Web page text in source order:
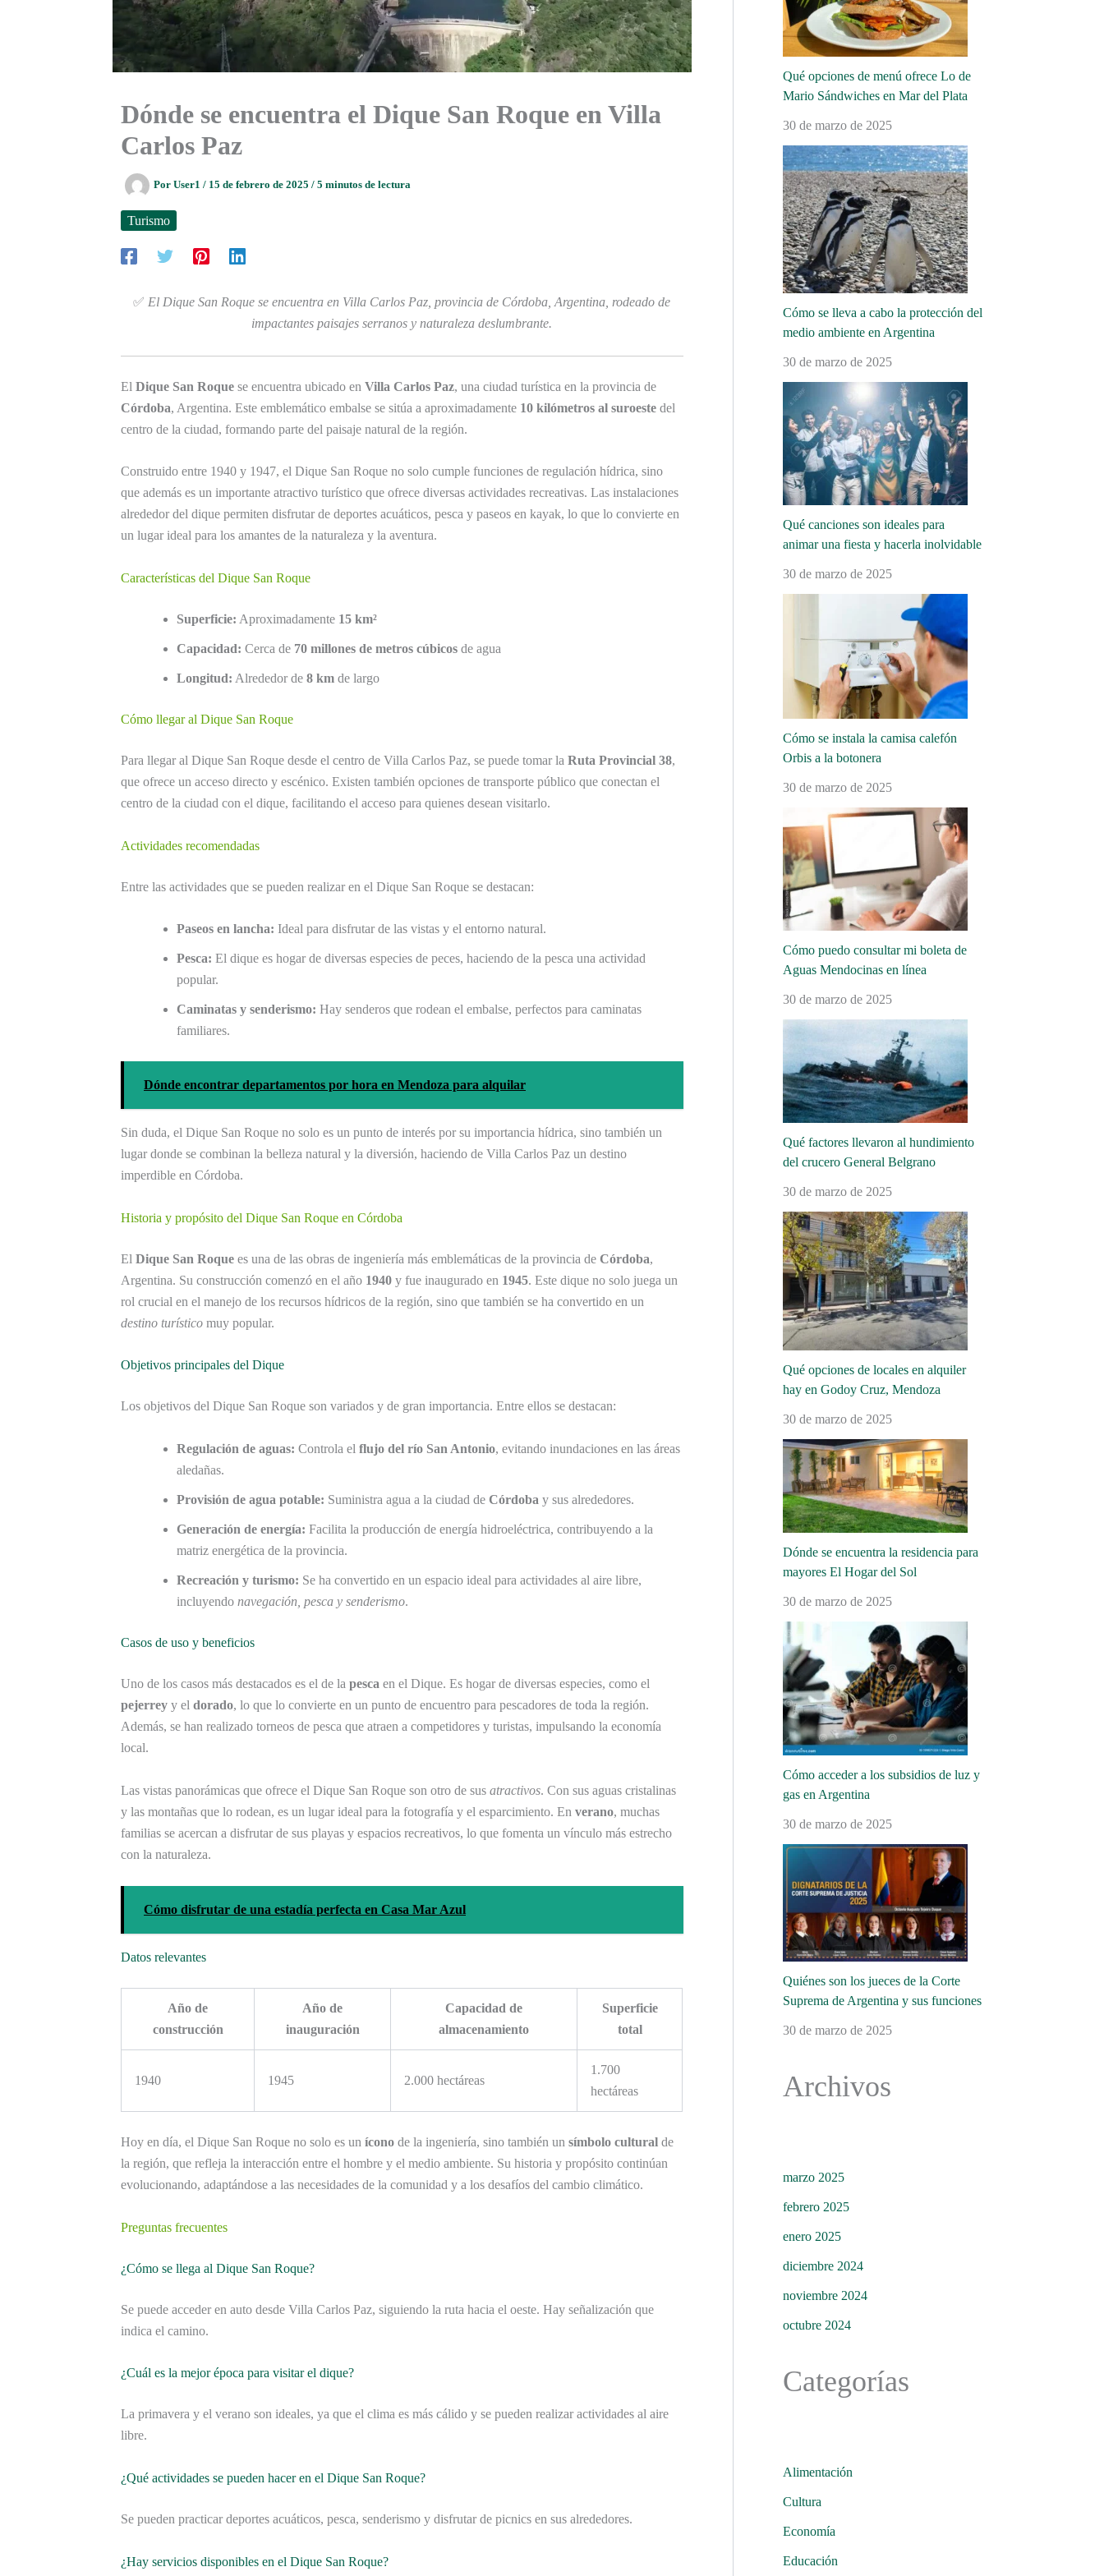
Dónde se encuentra el Dique San Roque en Villa
Carlos Paz
Por User1 / 15 de febrero de 2025 / 5 minutos de lectura
Turismo
✅ El Dique San Roque se encuentra en Villa Carlos Paz, provincia de Córdoba, Argentina, rodeado de
impactantes paisajes serranos y naturaleza deslumbrante.
El Dique San Roque se encuentra ubicado en Villa Carlos Paz, una ciudad turística en la provincia de
Córdoba, Argentina. Este emblemático embalse se sitúa a aproximadamente 10 kilómetros al suroeste del
centro de la ciudad, formando parte del paisaje natural de la región.
Construido entre 1940 y 1947, el Dique San Roque no solo cumple funciones de regulación hídrica, sino
que además es un importante atractivo turístico que ofrece diversas actividades recreativas. Las instalaciones
alrededor del dique permiten disfrutar de deportes acuáticos, pesca y paseos en kayak, lo que lo convierte en
un lugar ideal para los amantes de la naturaleza y la aventura.
Características del Dique San Roque
Superficie: Aproximadamente 15 km²
Capacidad: Cerca de 70 millones de metros cúbicos de agua
Longitud: Alrededor de 8 km de largo
Cómo llegar al Dique San Roque
Para llegar al Dique San Roque desde el centro de Villa Carlos Paz, se puede tomar la Ruta Provincial 38,
que ofrece un acceso directo y escénico. Existen también opciones de transporte público que conectan el
centro de la ciudad con el dique, facilitando el acceso para quienes desean visitarlo.
Actividades recomendadas
Entre las actividades que se pueden realizar en el Dique San Roque se destacan:
Paseos en lancha: Ideal para disfrutar de las vistas y el entorno natural.
Pesca: El dique es hogar de diversas especies de peces, haciendo de la pesca una actividad
popular.
Caminatas y senderismo: Hay senderos que rodean el embalse, perfectos para caminatas
familiares.
Dónde encontrar departamentos por hora en Mendoza para alquilar
Sin duda, el Dique San Roque no solo es un punto de interés por su importancia hídrica, sino también un
lugar donde se combinan la belleza natural y la diversión, haciendo de Villa Carlos Paz un destino
imperdible en Córdoba.
Historia y propósito del Dique San Roque en Córdoba
El Dique San Roque es una de las obras de ingeniería más emblemáticas de la provincia de Córdoba,
Argentina. Su construcción comenzó en el año 1940 y fue inaugurado en 1945. Este dique no solo juega un
rol crucial en el manejo de los recursos hídricos de la región, sino que también se ha convertido en un
destino turístico muy popular.
Objetivos principales del Dique
Los objetivos del Dique San Roque son variados y de gran importancia. Entre ellos se destacan:
Regulación de aguas: Controla el flujo del río San Antonio, evitando inundaciones en las áreas
aledañas.
Provisión de agua potable: Suministra agua a la ciudad de Córdoba y sus alrededores.
Generación de energía: Facilita la producción de energía hidroeléctrica, contribuyendo a la
matriz energética de la provincia.
Recreación y turismo: Se ha convertido en un espacio ideal para actividades al aire libre,
incluyendo navegación, pesca y senderismo.
Casos de uso y beneficios
Uno de los casos más destacados es el de la pesca en el Dique. Es hogar de diversas especies, como el
pejerrey y el dorado, lo que lo convierte en un punto de encuentro para pescadores de toda la región.
Además, se han realizado torneos de pesca que atraen a competidores y turistas, impulsando la economía
local.
Las vistas panorámicas que ofrece el Dique San Roque son otro de sus atractivos. Con sus aguas cristalinas
y las montañas que lo rodean, es un lugar ideal para la fotografía y el esparcimiento. En verano, muchas
familias se acercan a disfrutar de sus playas y espacios recreativos, lo que fomenta un vínculo más estrecho
con la naturaleza.
Cómo disfrutar de una estadía perfecta en Casa Mar Azul
Datos relevantes
Año de
construcción
Año de
inauguración
Capacidad de
almacenamiento
Superficie
total
1940 1945 2.000 hectáreas
1.700
hectáreas
Hoy en día, el Dique San Roque no solo es un ícono de la ingeniería, sino también un símbolo cultural de
la región, que refleja la interacción entre el hombre y el medio ambiente. Su historia y propósito continúan
evolucionando, adaptándose a las necesidades de la comunidad y a los desafíos del cambio climático.
Preguntas frecuentes
¿Cómo se llega al Dique San Roque?
Se puede acceder en auto desde Villa Carlos Paz, siguiendo la ruta hacia el oeste. Hay señalización que
indica el camino.
¿Cuál es la mejor época para visitar el dique?
La primavera y el verano son ideales, ya que el clima es más cálido y se pueden realizar actividades al aire
libre.
¿Qué actividades se pueden hacer en el Dique San Roque?
Se pueden practicar deportes acuáticos, pesca, senderismo y disfrutar de picnics en sus alrededores.
¿Hay servicios disponibles en el Dique San Roque?
Qué opciones de menú ofrece Lo de
Mario Sándwiches en Mar del Plata
30 de marzo de 2025
Cómo se lleva a cabo la protección del
medio ambiente en Argentina
30 de marzo de 2025
Qué canciones son ideales para
animar una fiesta y hacerla inolvidable
30 de marzo de 2025
Cómo se instala la camisa calefón
Orbis a la botonera
30 de marzo de 2025
Cómo puedo consultar mi boleta de
Aguas Mendocinas en línea
30 de marzo de 2025
Qué factores llevaron al hundimiento
del crucero General Belgrano
30 de marzo de 2025
Qué opciones de locales en alquiler
hay en Godoy Cruz, Mendoza
30 de marzo de 2025
Dónde se encuentra la residencia para
mayores El Hogar del Sol
30 de marzo de 2025
Cómo acceder a los subsidios de luz y
gas en Argentina
30 de marzo de 2025
Quiénes son los jueces de la Corte
Suprema de Argentina y sus funciones
30 de marzo de 2025
Archivos
marzo 2025
febrero 2025
enero 2025
diciembre 2024
noviembre 2024
octubre 2024
Categorías
Alimentación
Cultura
Economía
Educación